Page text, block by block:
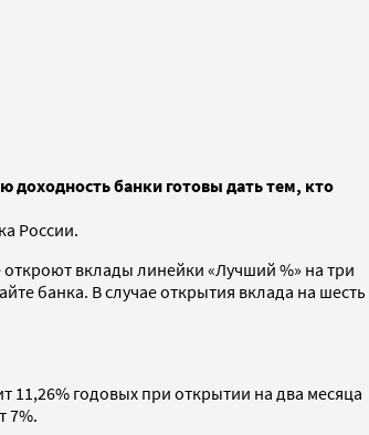
банки готовы дать тем, кто
России.
вклады линейки «Лучший %» на три
банка. В случае открытия вклада на шесть
11,26% годовых при открытии на два месяца
7%.